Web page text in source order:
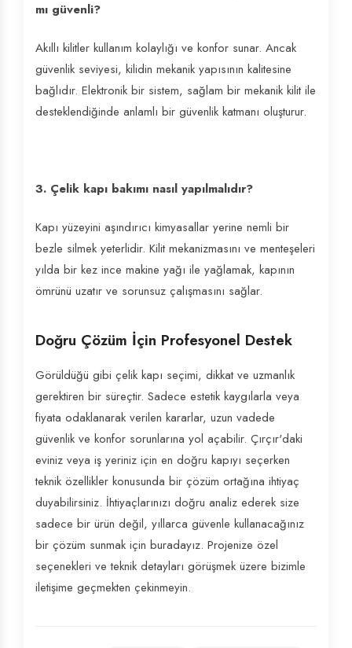
mı güvenli?
Akıllı kilitler kullanım kolaylığı ve konfor sunar. Ancak
güvenlik seviyesi, kilidin mekanik yapısının kalitesine
bağlıdır. Elektronik bir sistem, sağlam bir mekanik kilit ile
desteklendiğinde anlamlı bir güvenlik katmanı oluşturur.
3. Çelik kapı bakımı nasıl yapılmalıdır?
Kapı yüzeyini aşındırıcı kimyasallar yerine nemli bir
bezle silmek yeterlidir. Kilit mekanizmasını ve menteşeleri
yılda bir kez ince makine yağı ile yağlamak, kapının
ömrünü uzatır ve sorunsuz çalışmasını sağlar.
Doğru Çözüm İçin Profesyonel Destek
Görüldüğü gibi çelik kapı seçimi, dikkat ve uzmanlık
gerektiren bir süreçtir. Sadece estetik kaygılarla veya
fiyata odaklanarak verilen kararlar, uzun vadede
güvenlik ve konfor sorunlarına yol açabilir. Çırçır'daki
eviniz veya iş yeriniz için en doğru kapıyı seçerken
teknik özellikler konusunda bir çözüm ortağına ihtiyaç
duyabilirsiniz. İhtiyaçlarınızı doğru analiz ederek size
sadece bir ürün değil, yıllarca güvenle kullanacağınız
bir çözüm sunmak için buradayız. Projenize özel
seçenekleri ve teknik detayları görüşmek üzere bizimle
iletişime geçmekten çekinmeyin.